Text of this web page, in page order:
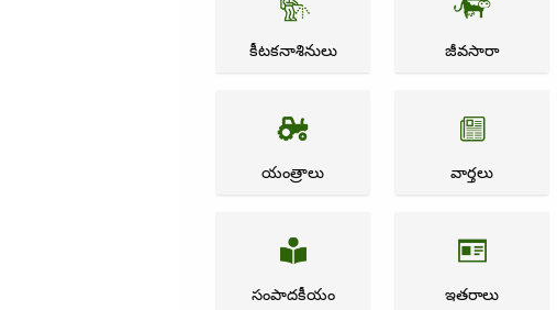
కీటకనాశినులు జీవసారా
యంత్రాలు వార్తలు
సంపాదకీయం ఇతరాలు